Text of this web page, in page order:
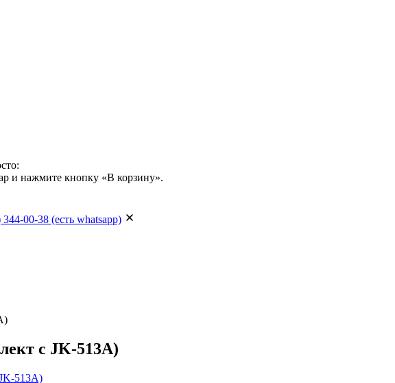
и нажмите кнопку «В корзину».
00-38 (есть whatsapp)
с JK-513A)